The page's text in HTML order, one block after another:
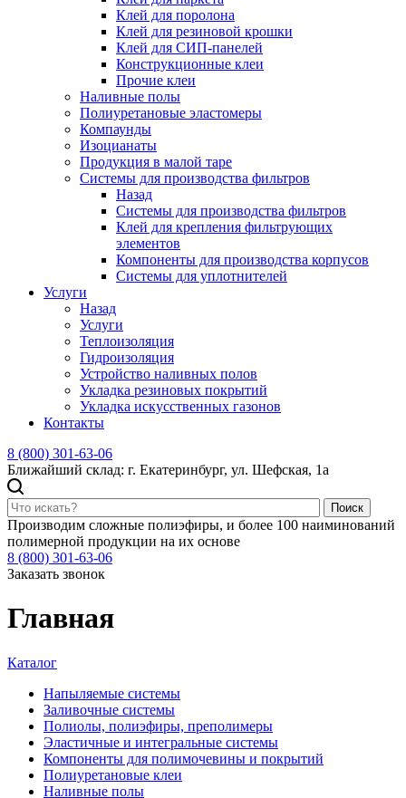
Клей для поролона
Клей для резиновой крошки
Клей для СИП-панелей
Конструкционные клеи
Прочие клеи
Наливные полы
Полиуретановые эластомеры
Компаунды
Изоцианаты
Продукция в малой таре
Системы для производства фильтров
Назад
Системы для производства фильтров
Клей для крепления фильтрующих
элементов
Компоненты для производства корпусов
Системы для уплотнителей
Услуги
Назад
Услуги
Теплоизоляция
Гидроизоляция
Устройство наливных полов
Укладка резиновых покрытий
Укладка искусственных газонов
Контакты
8 (800) 301-63-06
Ближайший склад: г. Екатеринбург, ул. Шефская, 1а
Поиск
Производим сложные полиэфиры, и более 100 наиминований
полимерной продукции на их основе
8 (800) 301-63-06
Заказать звонок
Главная
Каталог
Напыляемые системы
Заливочные системы
Полиолы, полиэфиры, преполимеры
Эластичные и интегральные системы
Компоненты для полимочевины и покрытий
Полиуретановые клеи
Наливные полы